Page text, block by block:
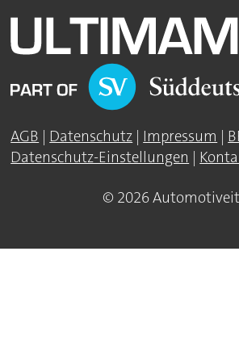
AGB | Datenschutz | Impressum |
Datenschutz-Einstellungen |
© 2026